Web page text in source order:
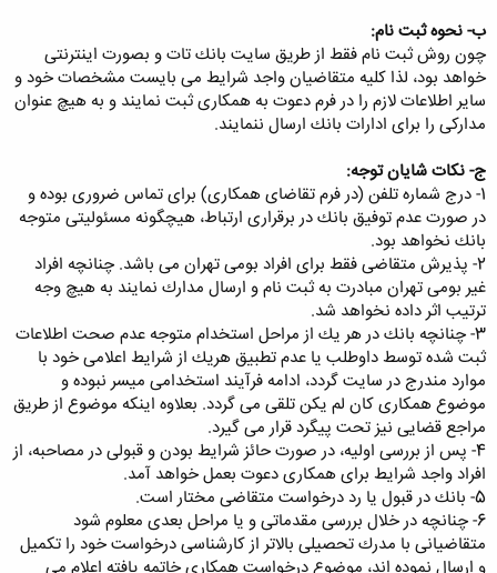
ب- نحوه ثبت نام:
چون روش ثبت نام فقط از طریق سایت بانك تات و بصورت اینترنتی
خواهد بود، لذا كلیه متقاضیان واجد شرایط می بایست مشخصات خود و
سایر اطلاعات لازم را در فرم دعوت به همكاری ثبت نمایند و به هیچ عنوان
مداركی را برای ادارات بانك ارسال ننمایند.
ج- نكات شایان توجه:
1- درج شماره تلفن (در فرم تقاضای همكاری) برای تماس ضروری بوده و
در صورت عدم توفیق بانك در برقراری ارتباط، هیچگونه مسئولیتی متوجه
بانك نخواهد بود.
2- پذیرش متقاضی فقط برای افراد بومی تهران می باشد. چنانچه افراد
غیر بومی تهران مبادرت به ثبت نام و ارسال مدارك نمایند به هیچ وجه
ترتیب اثر داده نخواهد شد.
3- چنانچه بانك در هر یك از مراحل استخدام متوجه عدم صحت اطلاعات
ثبت شده توسط داوطلب یا عدم تطبیق هریك از شرایط اعلامی خود با
موارد مندرج در سایت گردد، ادامه فرآیند استخدامی میسر نبوده و
موضوع همكاری كان لم یكن تلقی می گردد. بعلاوه اینكه موضوع از طریق
مراجع قضایی نیز تحت پیگرد قرار می گیرد.
4- پس از بررسی اولیه، در صورت حائز شرایط بودن و قبولی در مصاحبه، از
افراد واجد شرایط برای همكاری دعوت بعمل خواهد آمد.
5- بانك در قبول یا رد درخواست متقاضی مختار است.
6- چنانچه در خلال بررسی مقدماتی و یا مراحل بعدی معلوم شود
متقاضیانی با مدرك تحصیلی بالاتر از كارشناسی درخواست خود را تكمیل